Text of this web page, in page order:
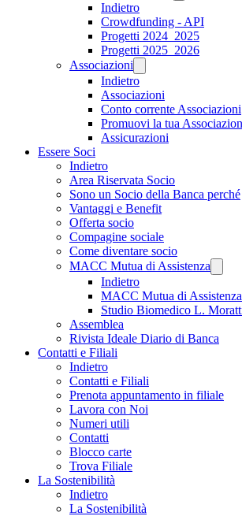
Indietro
Crowdfunding - API
Progetti 2024_2025
Progetti 2025_2026
Associazioni
Indietro
Associazioni
Conto corrente Associazioni
Promuovi la tua
Assicurazioni
Essere Soci
Indietro
Area Riservata Socio
Sono un Socio della Banca perché
Vantaggi e Benefit
Offerta socio
Compagine sociale
Come diventare socio
MACC Mutua di Assistenza
Indietro
MACC Mutua di Assistenza
Studio Biomedico L.
Assemblea
Rivista Ideale Diario di Banca
Contatti e Filiali
Indietro
Contatti e Filiali
Prenota appuntamento in filiale
Lavora con Noi
Numeri utili
Contatti
Blocco carte
Trova Filiale
La Sostenibilità
Indietro
La Sostenibilità